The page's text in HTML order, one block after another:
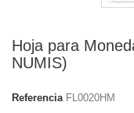
Hoja para
NUMIS)
Referencia FL0020HM